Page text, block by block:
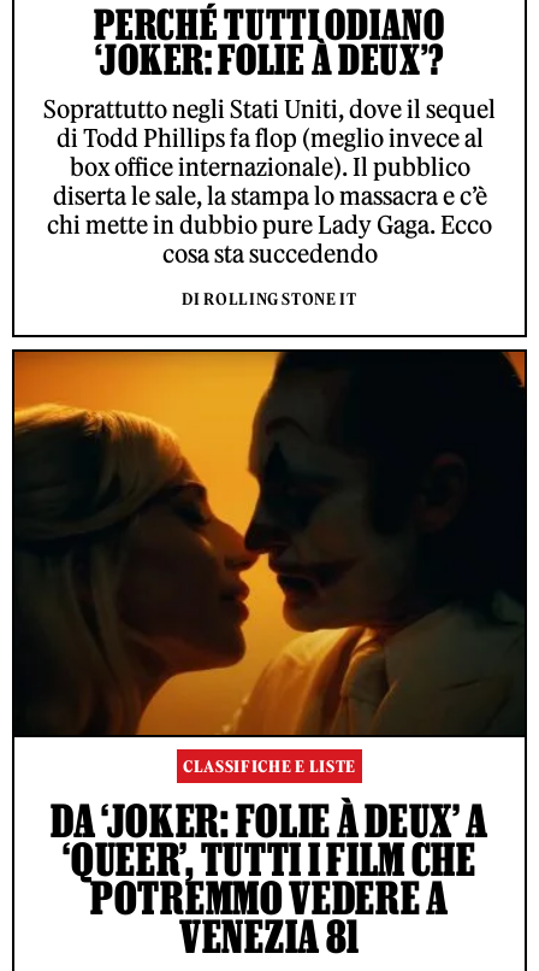
PERCHÉ TUTTI ODIANO
‘JOKER: FOLIE À DEUX’?
Soprattutto negli Stati Uniti, dove il sequel
di Todd Phillips fa flop (meglio invece al
box office internazionale). Il pubblico
diserta le sale, la stampa lo massacra e c’è
chi mette in dubbio pure Lady Gaga. Ecco
cosa sta succedendo
DI ROLLING STONE IT
CLASSIFICHE E LISTE
DA ‘JOKER: FOLIE À DEUX’ A
‘QUEER’, TUTTI I FILM CHE
POTREMMO VEDERE A
VENEZIA 81